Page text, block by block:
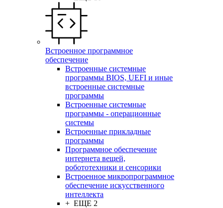
Встроенное программное
обеспечение
Встроенные системные
программы BIOS, UEFI и иные
встроенные системные
программы
Встроенные системные
программы - операционные
системы
Встроенные прикладные
программы
Программное обеспечение
интернета вещей,
робототехники и сенсорики
Встроенное микропрограммное
обеспечение искусственного
интеллекта
+ ЕЩЕ 2